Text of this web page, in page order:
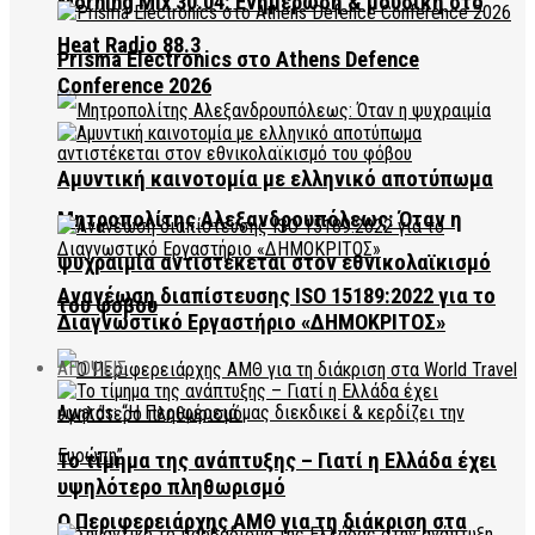
Heat Radio 88.3
Μητροπολίτης Αλεξανδρουπόλεως: Όταν η
ψυχραιμία αντιστέκεται στον εθνικολαϊκισμό
του φόβου
Ο Περιφερειάρχης ΑΜΘ για τη διάκριση στα
Prisma Electronics στο Athens Defence
Conference 2026
Αμυντική καινοτομία με ελληνικό αποτύπωμα
Ανανέωση διαπίστευσης ISO 15189:2022 για το
Διαγνωστικό Εργαστήριο «ΔΗΜΟΚΡΙΤΟΣ»
ΑΠΟΨΕΙΣ
Το τίμημα της ανάπτυξης – Γιατί η Ελλάδα έχει
υψηλότερο πληθωρισμό